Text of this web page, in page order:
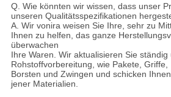
Q. Wie könnten wir wissen, dass unser
unseren Qualitätsspezifikationen
A. Wir vonira weisen Sie Ihre, sehr zu
Ihnen zu helfen, das ganze
überwachen
Ihre Waren. Wir aktualisieren Sie ständig
Rohstoffvorbereitung, wie Pakete, Griffe,
Borsten und Zwingen und schicken
jener Materialien.